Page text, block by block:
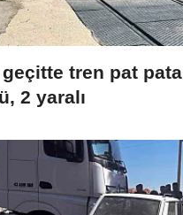
tren pat pata
2 yaralı